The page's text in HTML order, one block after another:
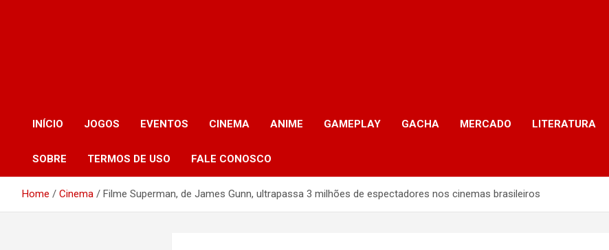
INÍCIO JOGOS EVENTOS CINEMA ANIME GAMEPLAY GACHA MERCADO LITERATURA
SOBRE TERMOS DE USO FALE CONOSCO
Home Cinema Filme Superman, de James Gunn, ultrapassa 3 milhões de espectadores nos cinemas brasileiros